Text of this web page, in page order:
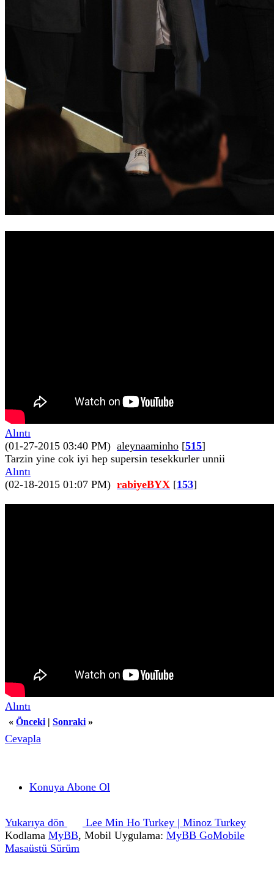
Alıntı
(01-27-2015 03:40 PM) aleynaaminho [515]
Tarzin yine cok iyi hep supersin tesekkurler unnii
Alıntı
(02-18-2015 01:07 PM) rabiyeBYX [153]
Alıntı
« Önceki | Sonraki »
Cevapla
Konuya Abone Ol
Yukarıya dön
Lee Min Ho Turkey | Minoz Turkey
Kodlama MyBB, Mobil Uygulama: MyBB GoMobile
Masaüstü Sürüm